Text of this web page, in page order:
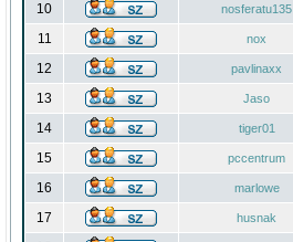
10 nosferatu135
11 nox
12 pavlinaxx
13 Jaso
14 tiger01
15 pccentrum
16 marlowe
17 husnak